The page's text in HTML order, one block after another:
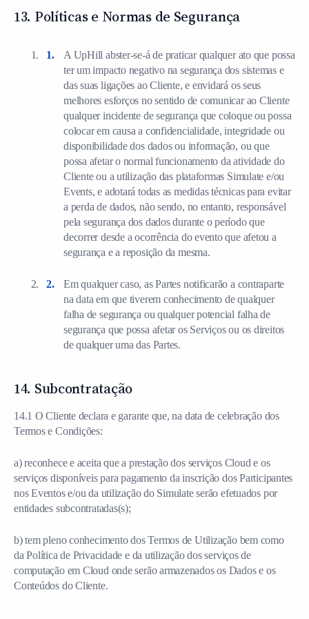
13. Políticas e Normas de Segurança
A UpHill abster-se-á de praticar qualquer ato que possa
ter um impacto negativo na segurança dos sistemas e
das suas ligações ao Cliente, e envidará os seus
melhores esforços no sentido de comunicar ao Cliente
qualquer incidente de segurança que coloque ou possa
colocar em causa a confidencialidade, integridade ou
disponibilidade dos dados ou informação, ou que
possa afetar o normal funcionamento da atividade do
Cliente ou a utilização das plataformas Simulate e/ou
Events, e adotará todas as medidas técnicas para evitar
a perda de dados, não sendo, no entanto, responsável
pela segurança dos dados durante o período que
decorrer desde a ocorrência do evento que afetou a
segurança e a reposição da mesma.
Em qualquer caso, as Partes notificarão a contraparte
na data em que tiverem conhecimento de qualquer
falha de segurança ou qualquer potencial falha de
segurança que possa afetar os Serviços ou os direitos
de qualquer uma das Partes.
14. Subcontratação
14.1 O Cliente declara e garante que, na data de celebração dos
Termos e Condições:
a) reconhece e aceita que a prestação dos serviços Cloud e os
serviços disponíveis para pagamento da inscrição dos Participantes
nos Eventos e/ou da utilização do Simulate serão efetuados por
entidades subcontratadas(s);
b) tem pleno conhecimento dos Termos de Utilização bem como
da Política de Privacidade e da utilização dos serviços de
computação em Cloud onde serão armazenados os Dados e os
Conteúdos do Cliente.